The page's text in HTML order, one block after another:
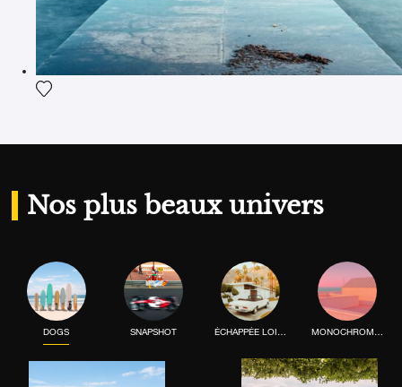
Nos plus beaux univers
DOGS SNAPSHOT ÉCHAPPÉE LOINTAINE MONOCHROME MOOD